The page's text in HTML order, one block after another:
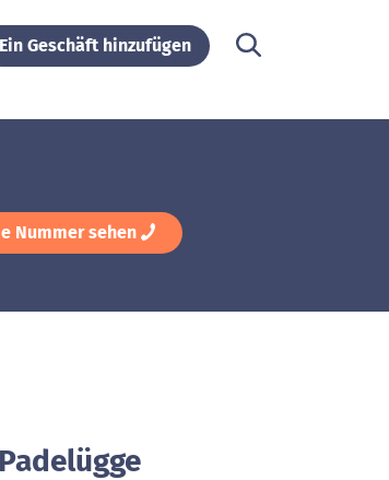
Ein Geschäft hinzufügen
Nummer sehen